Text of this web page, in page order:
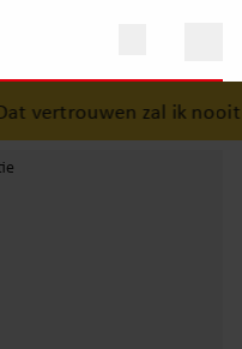
zal ik nooit